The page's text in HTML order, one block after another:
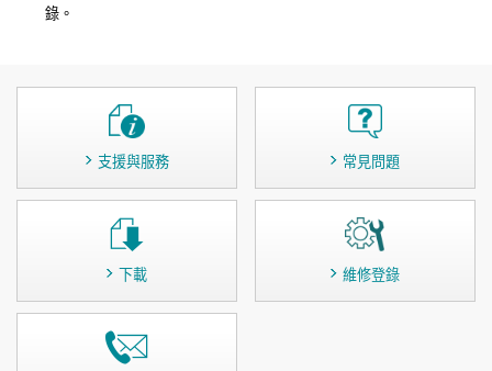
錄。
支援與服務 常見問題
下載 維修登錄